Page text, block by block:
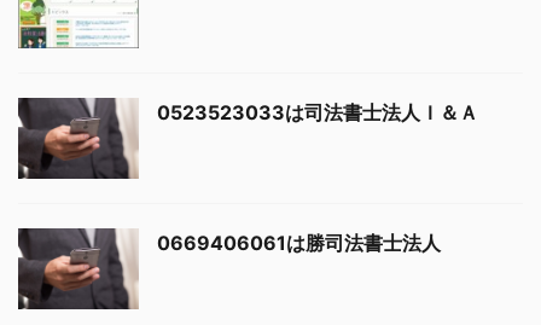
0523523033は司法書士法人Ｉ＆Ａ
0669406061は勝司法書士法人